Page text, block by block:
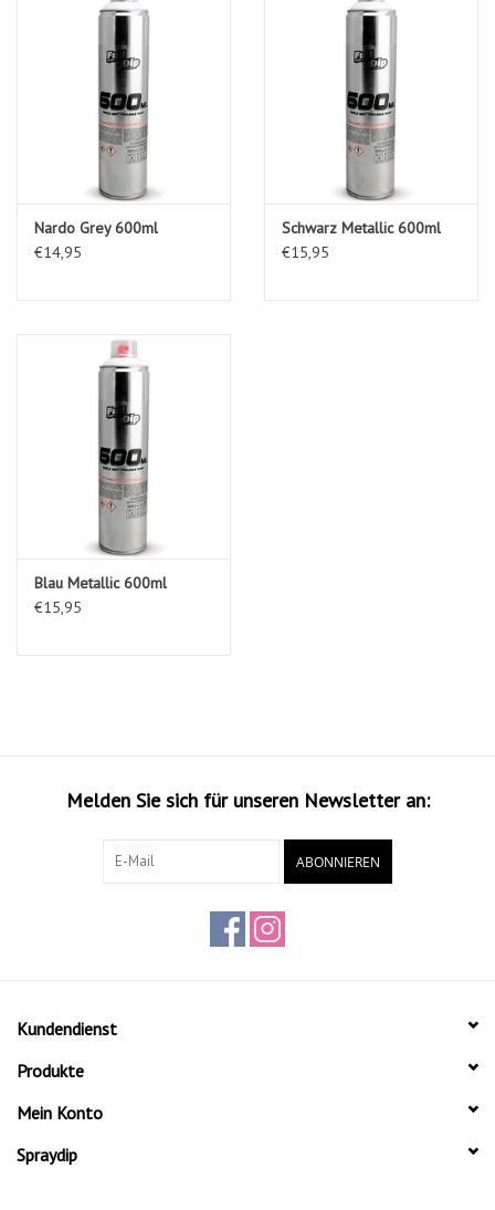
Nardo Grey 600ml
€14,95
Schwarz Metallic 600ml
€15,95
Blau Metallic 600ml
€15,95
Melden Sie sich für unseren Newsletter an:
ABONNIEREN
Kundendienst
Produkte
Mein Konto
Spraydip